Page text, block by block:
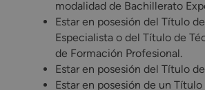
modalidad de Bachillerato
Estar en posesión del Título
Especialista o del Título de
de Formación Profesional.
Estar en posesión del Título
Estar en posesión de un